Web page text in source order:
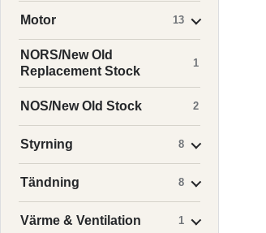
Motor 13
NORS/New Old
Replacement Stock
1
NOS/New Old Stock 2
Styrning 8
Tändning 8
Värme & Ventilation 1